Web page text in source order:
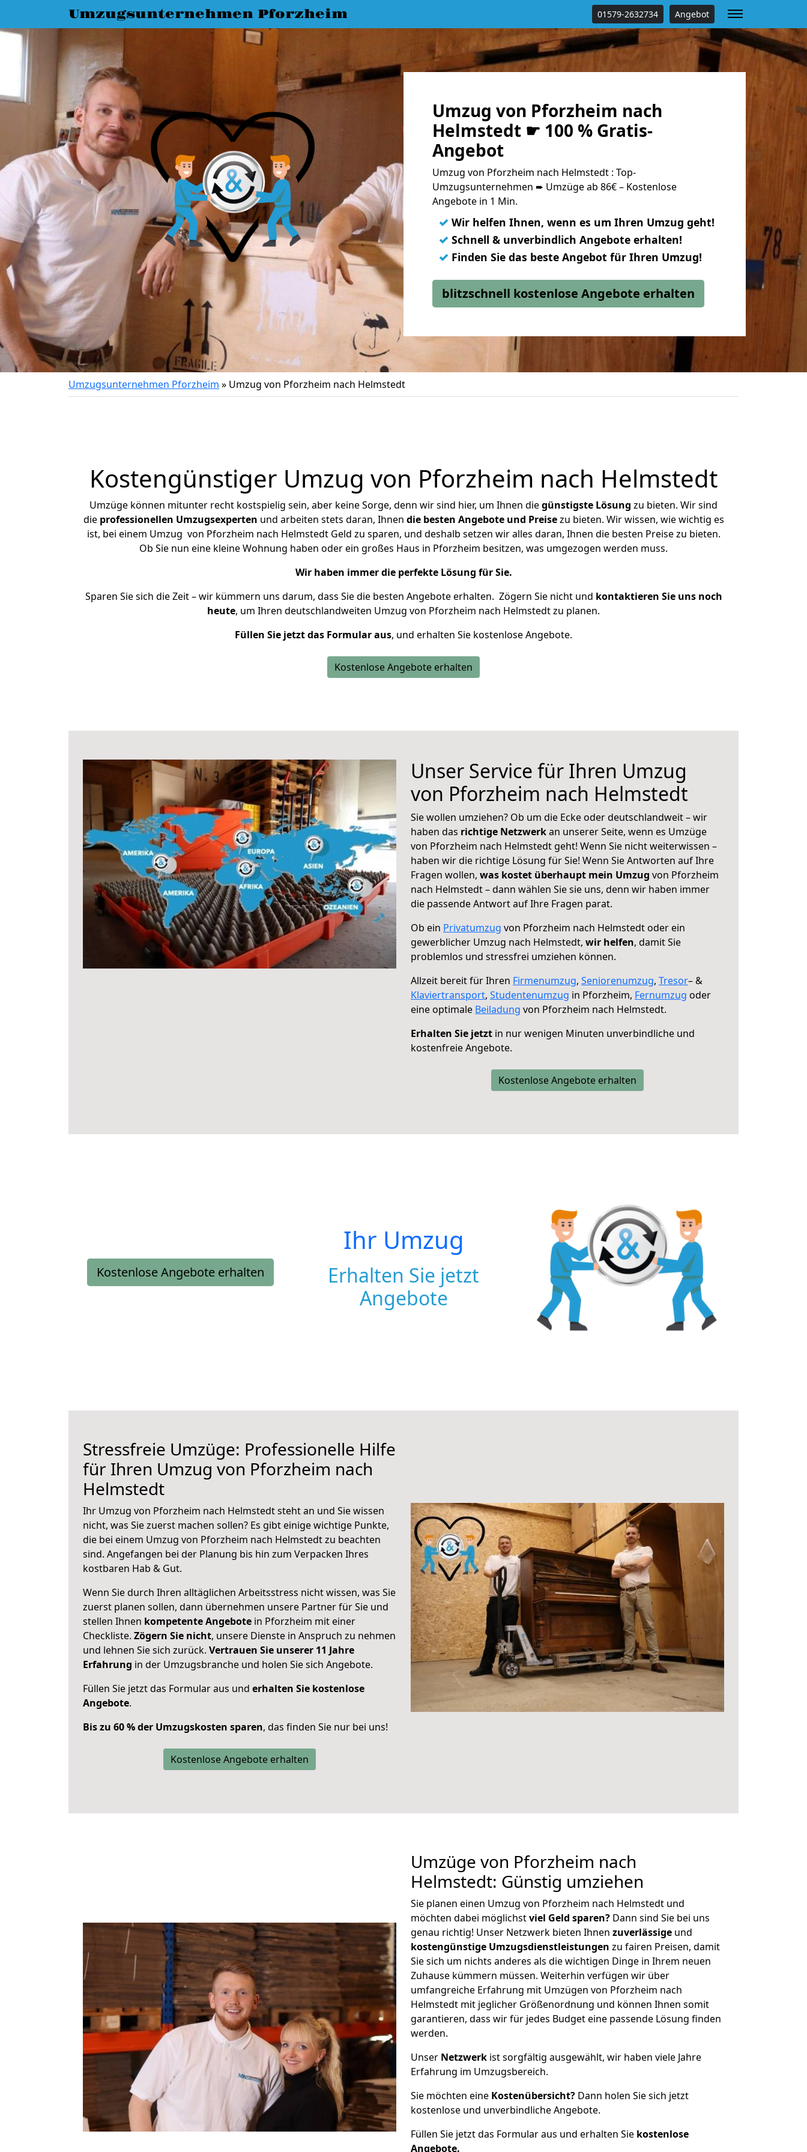
Umzugsunternehmen Pforzheim 01579-2632734 Angebot
Umzug von Pforzheim nach
Helmstedt ☛ 100 % Gratis-
Angebot
Umzug von Pforzheim nach Helmstedt : Top-
Umzugsunternehmen ➨ Umzüge ab 86€ – Kostenlose
Angebote in 1 Min.
✓ Wir helfen Ihnen, wenn es um Ihren Umzug geht!
✓ Schnell & unverbindlich Angebote erhalten!
✓ Finden Sie das beste Angebot für Ihren Umzug!
blitzschnell kostenlose Angebote erhalten
Umzugsunternehmen Pforzheim » Umzug von Pforzheim nach Helmstedt
Kostengünstiger Umzug von Pforzheim nach Helmstedt
Umzüge können mitunter recht kostspielig sein, aber keine Sorge, denn wir sind hier, um Ihnen diegünstigste Lösung zu bieten. Wir sind
die professionellen Umzugsexperten und arbeiten stets daran, Ihnen die besten Angebote und Preisezu bieten. Wir wissen, wie wichtig es
ist, bei einem Umzug von Pforzheim nach Helmstedt Geld zu sparen, und deshalb setzen wir alles daran, Ihnen die besten Preise zu bieten.
Ob Sie nun eine kleine Wohnung haben oder ein großes Haus in Pforzheim besitzen, was umgezogen werden muss.
Wir haben immer die perfekte Lösung für Sie.
Sparen Sie sich die Zeit – wir kümmern uns darum, dass Sie die besten Angebote erhalten. Zögern Sie nicht und kontaktieren Sie uns noch
heute, um Ihren deutschlandweiten Umzug von Pforzheim nach Helmstedt zu planen.
Füllen Sie jetzt das Formular aus, und erhalten Sie kostenlose Angebote.
Kostenlose Angebote erhalten
Unser Service für Ihren Umzug
von Pforzheim nach Helmstedt
Sie wollen umziehen? Ob um die Ecke oder deutschlandweit – wir
haben das richtige Netzwerkan unserer Seite, wenn es Umzüge
von Pforzheim nach Helmstedt geht! Wenn Sie nicht weiterwissen –
haben wir die richtige Lösung für Sie! Wenn Sie Antworten auf Ihre
Fragen wollen, was kostet überhaupt mein Umzug von Pforzheim
nach Helmstedt – dann wählen Sie sie uns, denn wir haben immer
die passende Antwort auf Ihre Fragen parat.
Ob ein Privatumzug von Pforzheim nach Helmstedt oder ein
gewerblicher Umzug nach Helmstedt, wir helfen, damit Sie
problemlos und stressfrei umziehen können.
Allzeit bereit für Ihren Firmenumzug, Seniorenumzug, Tresor– &
Klaviertransport, Studentenumzug in Pforzheim, Fernumzug oder
eine optimale Beiladung von Pforzheim nach Helmstedt.
Erhalten Sie jetzt in nur wenigen Minuten unverbindliche und
kostenfreie Angebote.
Kostenlose Angebote erhalten
Kostenlose Angebote erhalten
Ihr Umzug
Erhalten Sie jetzt
Angebote
Stressfreie Umzüge: Professionelle Hilfe
für Ihren Umzug von Pforzheim nach
Helmstedt
Ihr Umzug von Pforzheim nach Helmstedt steht an und Sie wissen
nicht, was Sie zuerst machen sollen? Es gibt einige wichtige Punkte,
die bei einem Umzug von Pforzheim nach Helmstedt zu beachten
sind. Angefangen bei der Planung bis hin zum Verpacken Ihres
kostbaren Hab & Gut.
Wenn Sie durch Ihren alltäglichen Arbeitsstress nicht wissen, was Sie
zuerst planen sollen, dann übernehmen unsere Partner für Sie und
stellen Ihnen kompetente Angebote in Pforzheim mit einer
Checkliste. Zögern Sie nicht, unsere Dienste in Anspruch zu nehmen
und lehnen Sie sich zurück. Vertrauen Sie unserer 11 Jahre
Erfahrung in der Umzugsbranche und holen Sie sich Angebote.
Füllen Sie jetzt das Formular aus und erhalten Sie kostenlose
Angebote.
Bis zu 60 % der Umzugskosten sparen, das finden Sie nur bei uns!
Kostenlose Angebote erhalten
Umzüge von Pforzheim nach
Helmstedt: Günstig umziehen
Sie planen einen Umzug von Pforzheim nach Helmstedt und
möchten dabei möglichstviel Geld sparen? Dann sind Sie bei uns
genau richtig! Unser Netzwerk bieten Ihnen zuverlässige und
kostengünstige Umzugsdienstleistungen zu fairen Preisen, damit
Sie sich um nichts anderes als die wichtigen Dinge in Ihrem neuen
Zuhause kümmern müssen. Weiterhin verfügen wir über
umfangreiche Erfahrung mit Umzügen von Pforzheim nach
Helmstedt mit jeglicher Größenordnung und können Ihnen somit
garantieren, dass wir für jedes Budget eine passende Lösung finden
werden.
Unser Netzwerk ist sorgfältig ausgewählt, wir haben viele Jahre
Erfahrung im Umzugsbereich.
Sie möchten eine Kostenübersicht? Dann holen Sie sich jetzt
kostenlose und unverbindliche Angebote.
Füllen Sie jetzt das Formular aus und erhalten Sie kostenlose
Angebote.